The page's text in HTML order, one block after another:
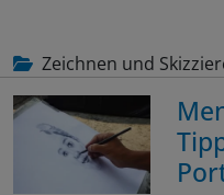
Zeichnen und